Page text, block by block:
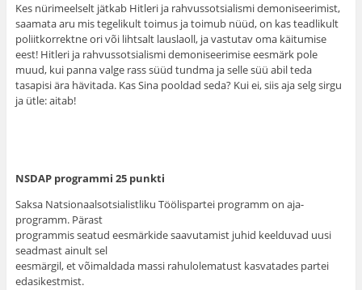
Kes nürimeelselt jätkab Hitleri ja rahvussotsialismi demoniseerimist,
saamata aru mis tegelikult toimus ja toimub nüüd, on kas teadlikult
poliitkorrektne ori või lihtsalt lauslaoll, ja vastutav oma käitumise
eest! Hitleri ja rahvussotsialismi demoniseerimise eesmärk pole
muud, kui panna valge rass süüd tundma ja selle süü abil teda
tasapisi ära hävitada. Kas Sina pooldad seda? Kui ei, siis aja selg sirgu
ja ütle: aitab!
NSDAP programmi 25 punkti
Saksa Natsionaalsotsialistliku Töölispartei programm on aja-
programm. Pärast
programmis seatud eesmärkide saavutamist juhid keelduvad uusi
seadmast ainult sel
eesmärgil, et võimaldada massi rahulolematust kasvatades partei
edasikestmist.